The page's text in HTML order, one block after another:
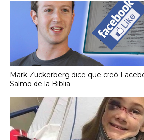
Mark Zuckerberg dice que creó
Salmo de la Biblia